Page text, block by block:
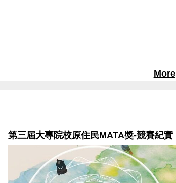
More
第二屆大專院校原住民MATA獎-拍·原來的